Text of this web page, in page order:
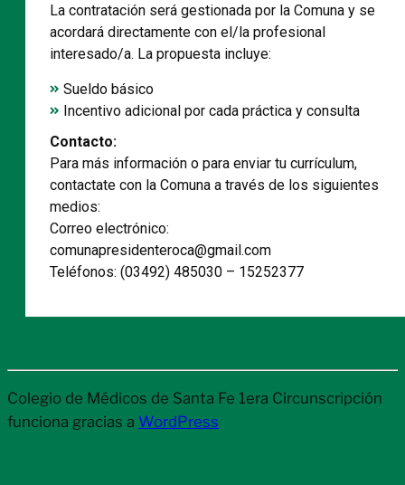
La contratación será gestionada por la Comuna y se
acordará directamente con el/la profesional
interesado/a. La propuesta incluye:
Sueldo básico
Incentivo adicional por cada práctica y consulta
Contacto:
Para más información o para enviar tu currículum,
contactate con la Comuna a través de los siguientes
medios:
Correo electrónico:
comunapresidenteroca@gmail.com
Teléfonos: (03492) 485030 – 15252377
Colegio de Médicos de Santa Fe 1era Circunscripción
funciona gracias a WordPress